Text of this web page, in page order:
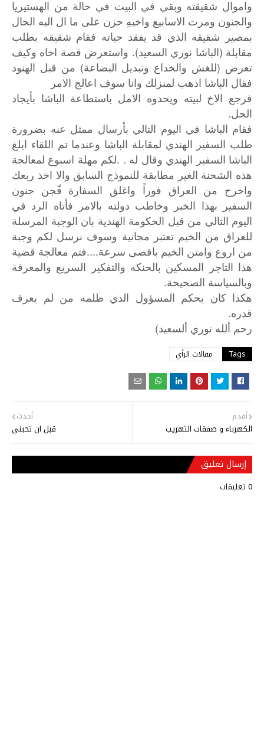
واموال شقيقته وبقي في البيت في حالة من الهستيريا
والجنون ومرت الاسابيع واخيهِ حزن على ما ال اليه الحال
بمصير شقيقه الذي قد يفقد حياته فقام شقيقه بطلب
مقابلة (الباشا نوري السعيد). واستعرض قصة اخاه وكيف
تعرض (للغش والخداع وتبديل البضاعة) من قبل الهنود
فقال الباشا اذهب لمنزلك وانا سوف اعالج الامر
فرجع الاخ لبيته ويحدوه الامل باستطاعة الباشا بأيجاد
الحل.
فقام الباشا في اليوم التالي بأرسال ممثل عنه بضرورة
طلب السفير الهندي لمقابلة الباشا وعندما تم اللقاء ابلغ
الباشا السفير الهندي وقال له . .لكم مهلة اسبوع لمعالجة
هذه الشحنة الغير مطابقة للنموذج السابق والا اخذ ربعك
واخرج من العراق فوراً واغلق السفارة فّجن جنون
السفير بهذا الخبر وخاطب دولته بالامر فأتاه الرد في
اليوم التالي من قبل الحكومة الهندية بان الوجبة المرسلة
للعراق من الخيم تعتبر مجانية وسوف نرسل لكم وجبة
من اروع وامتن الخيم باقصى سرعة....فتم معالجة قضية
هذا التاجر المسكين بالحنكه والتفكير السريع والمعرفة
وبالسياسة الصحيحة.
هكذا كان يحكم المسؤول الذي ظلمه من لم يعرف
قدره.
رحم ألله نوري ألسعيد)
Tags مقالات الرأي
أحدث
قبل ان تحبني
أقدم
الكهرباء و صفقات التهريب
إرسال تعليق
0 تعليقات